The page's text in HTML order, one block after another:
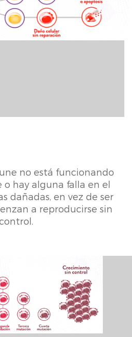
no está funcionando
hay alguna falla en el
dañadas, en vez de ser
a reproducirse sin